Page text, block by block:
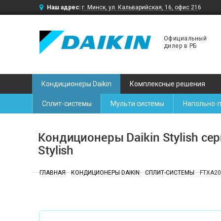
Наш адрес: г. Минск, ул. Кальварийская, 16, офис 216
Официальный
дилер в РБ
Кондиционеры Daikin
Сплит-системы Мульти системы Напольно-
Комплексные решения
Кондиционеры Daikin Stylish
Stylish
ГЛАВНАЯ КОНДИЦИОНЕРЫ DAIKIN СПЛИТ-СИСТЕМЫ